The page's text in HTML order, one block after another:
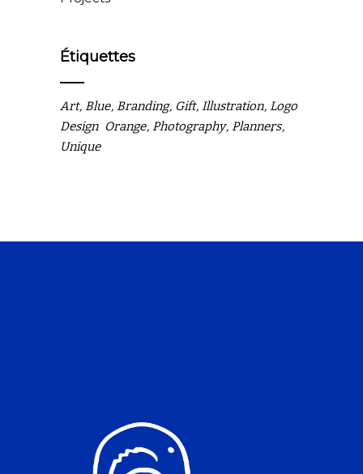
Étiquettes
Art Blue Branding Gift Illustration Logo
Design Orange Photography Planners
Unique